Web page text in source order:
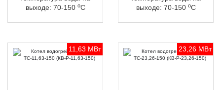
выходе: 70-150 оС
выходе: 70-150 оС
11,63 МВт 23,26 МВт